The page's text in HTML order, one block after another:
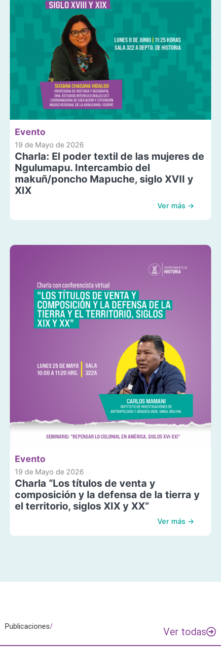
Evento
19 de Mayo de 2026
Charla: El poder textil de las mujeres de
Ngulumapu. Intercambio del
makuñ/poncho Mapuche, siglo XVII y
XIX
Ver más →
Evento
19 de Mayo de 2026
Charla “Los títulos de venta y
composición y la defensa de la tierra y
el territorio, siglos XIX y XX”
Ver más →
Publicaciones/ Ver todas